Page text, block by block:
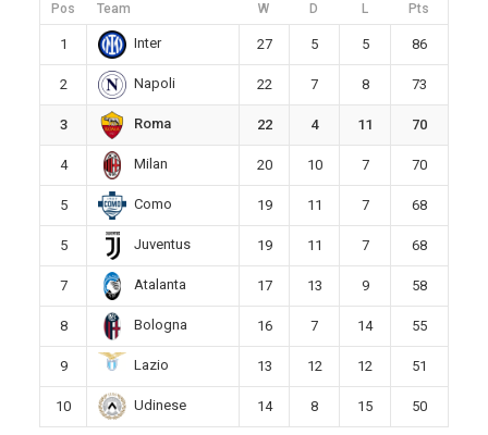
Pos Team W D L Pts
1 Inter 27 5 5 86
2 Napoli 22 7 8 73
3 Roma 22 4 11 70
4 Milan 20 10 7 70
5 Como 19 11 7 68
5 Juventus 19 11 7 68
7 Atalanta 17 13 9 58
8 Bologna 16 7 14 55
9 Lazio 13 12 12 51
10 Udinese 14 8 15 50